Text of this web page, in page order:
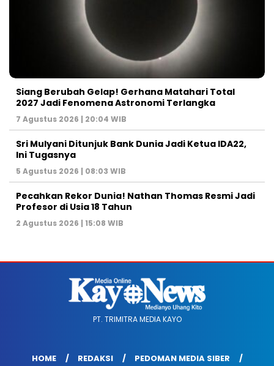
Siang Berubah Gelap! Gerhana Matahari Total
2027 Jadi Fenomena Astronomi Terlangka
7 Agustus 2026 | 20:04 WIB
Sri Mulyani Ditunjuk Bank Dunia Jadi Ketua IDA22,
Ini Tugasnya
5 Agustus 2026 | 08:03 WIB
Pecahkan Rekor Dunia! Nathan Thomas Resmi Jadi
Profesor di Usia 18 Tahun
2 Agustus 2026 | 15:08 WIB
PT. TRIMITRA MEDIA KAYO
HOME REDAKSI PEDOMAN MEDIA SIBER